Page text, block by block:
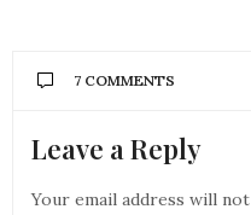
7 COMMENTS
COUPS DE CŒUR
Coucou AnnSo !
Puisque j’allaite
Leave a Reply
Your email address will